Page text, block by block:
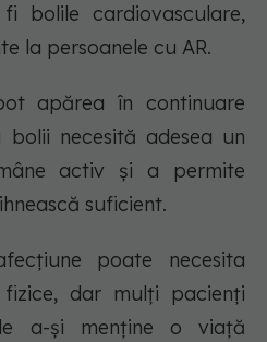
bolile cardiovasculare,
la persoanele cu AR.
apărea în continuare
bolii necesită adesea un
activ și a permite
suficient.
poate necesita
dar mulți pacienți
a-și menține o viață